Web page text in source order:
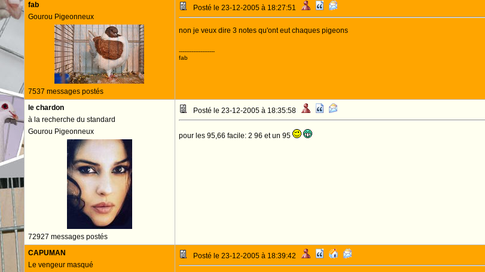
fab
Gourou Pigeonneux
7537 messages postés
Posté le 23-12-2005 à 18:27:51
non je veux dire 3 notes qu'ont eut chaques pigeons
--------------------
fab
le chardon
à la recherche du standard
Gourou Pigeonneux
72927 messages postés
Posté le 23-12-2005 à 18:35:58
pour les 95,66 facile: 2 96 et un 95
CAPUMAN
Le vengeur masqué
Posté le 23-12-2005 à 18:39:42